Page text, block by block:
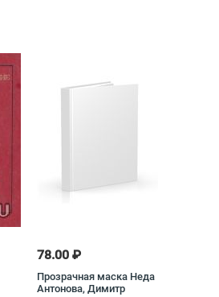
78.00 ₽
Прозрачная маска Неда
Антонова, Димитр